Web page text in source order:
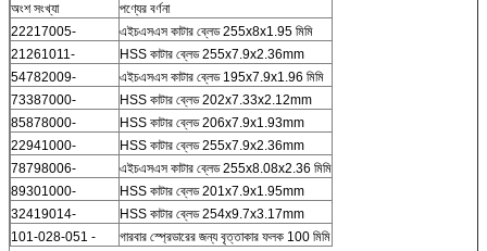
অংশ সংখ্যা
পণ্যের বর্ণনা
22217005-
এইচএসএস কাটার ব্লেড 255x8x1.95 মিমি
21261011-
HSS কাটার ব্লেড 255x7.9x2.36mm
54782009-
এইচএসএস কাটার ব্লেড 195x7.9x1.96 মিমি
73387000-
HSS কাটার ব্লেড 202x7.33x2.12mm
85878000-
HSS কাটার ব্লেড 206x7.9x1.93mm
22941000-
HSS কাটার ব্লেড 255x7.9x2.36mm
78798006-
এইচএসএস কাটার ব্লেড 255x8.08x2.36 মিমি
89301000-
HSS কাটার ব্লেড 201x7.9x1.95mm
32419014-
HSS কাটার ব্লেড 254x9.7x3.17mm
101-028-051 -
গারবার স্প্রেডারের জন্য বৃত্তাকার ফলক 100 মিমি